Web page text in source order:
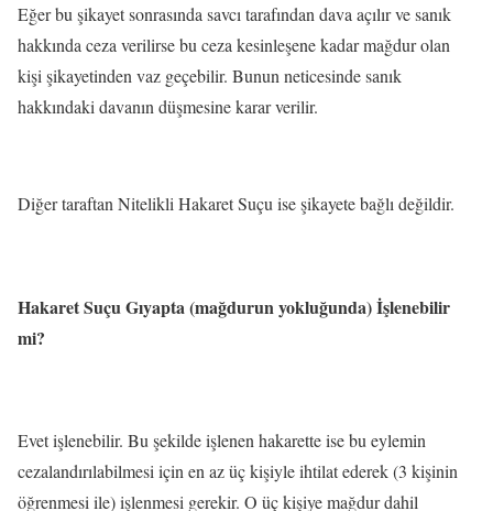
Eğer bu şikayet sonrasında savcı tarafından dava açılır ve sanık
hakkında ceza verilirse bu ceza kesinleşene kadar mağdur olan
kişi şikayetinden vaz geçebilir. Bunun neticesinde sanık
hakkındaki davanın düşmesine karar verilir.
Diğer taraftan Nitelikli Hakaret Suçu ise şikayete bağlı değildir.
Hakaret Suçu Gıyapta (mağdurun yokluğunda) İşlenebilir
mi?
Evet işlenebilir. Bu şekilde işlenen hakarette ise bu eylemin
cezalandırılabilmesi için en az üç kişiyle ihtilat ederek (3 kişinin
öğrenmesi ile) işlenmesi gerekir. O üç kişiye mağdur dahil